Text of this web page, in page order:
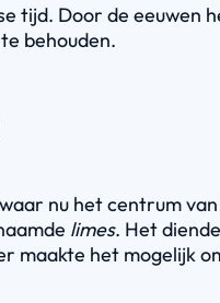
tijd. Door de eeuwen
behouden.
nu het centrum
limes. Het
maakte het mogelijk